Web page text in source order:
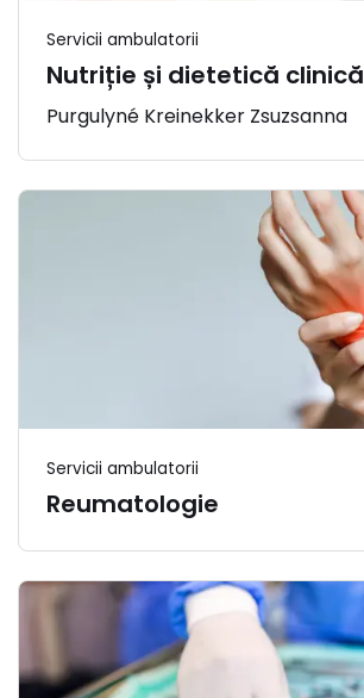
Servicii ambulatorii
Nutriție și dietetică clinică
Purgulyné Kreinekker Zsuzsanna
Servicii ambulatorii
Reumatologie